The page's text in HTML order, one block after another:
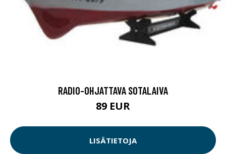
RADIO-OHJATTAVA SOTALAIVA
89 EUR
LISÄTIETOJA